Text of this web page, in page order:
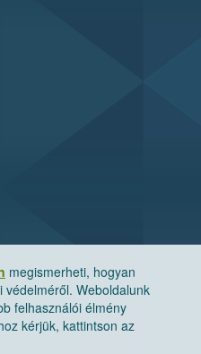
megismerheti, hogyan
Weboldalunk
felhasználói élmény
kérjük, kattintson az